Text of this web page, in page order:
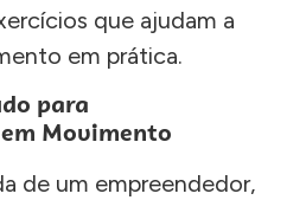
que ajudam a
em prática.
para
Movimento
de um empreendedor,